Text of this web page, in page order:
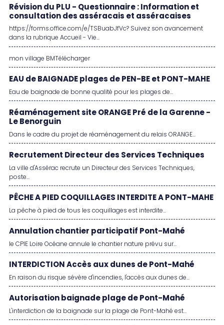
Révision du PLU - Questionnaire : Information et
consultation des asséracais et asséracaises
https://forms.office.com/e/TSBuabJfVc? Suivez son avancement
dans la rubrique Accueil - Vie...
mon village BMTélécharger
EAU de BAIGNADE plages de PEN-BE et PONT-MAHE
Eau de baignade de bonne qualité pour les plages de...
Réaménagement site ORANGE Pré de la Garenne -
Le Benorguin
Dans le cadre du projet de réaménagement du relais ORANGE...
Recrutement Directeur des Services Techniques
La ville d'Assérac recrute un Directeur des Services Techniques,
poste...
PÊCHE A PIED COQUILLAGES INTERDITE A PONT-MAHE
La pêche à pied de tous les coquillages est interdite...
Annulation chantier participatif Pont-Mahé
le CPIE Loire Océane annule le chantier nature prévu sur...
INTERDICTION Accès aux dunes de Pont-Mahé
En raison du risque sévère d'incendies, l'accès aux dunes de...
Autorisation baignade plage de Pont-Mahé
L'interdiction de la baignade sur la plage de Pont-Mahé est...